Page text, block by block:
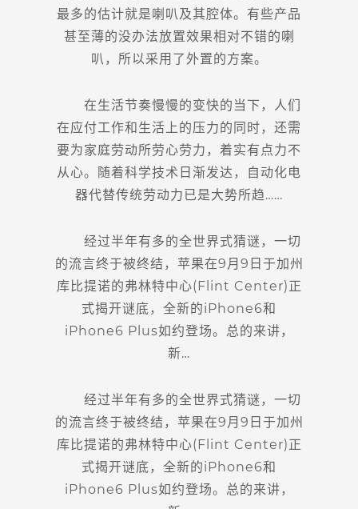
最多的估计就是喇叭及其腔体。有些产品
甚至薄的没办法放置效果相对不错的喇
叭，所以采用了外置的方案。
在生活节奏慢慢的变快的当下，人们
在应付工作和生活上的压力的同时，还需
要为家庭劳动所劳心劳力，着实有点力不
从心。随着科学技术日渐发达，自动化电
器代替传统劳动力已是大势所趋……
经过半年有多的全世界式猜谜，一切
的流言终于被终结，苹果在9月9日于加州
库比提诺的弗林特中心(Flint Center)正
式揭开谜底，全新的iPhone6和
iPhone6 Plus如约登场。总的来讲，
新…
经过半年有多的全世界式猜谜，一切
的流言终于被终结，苹果在9月9日于加州
库比提诺的弗林特中心(Flint Center)正
式揭开谜底，全新的iPhone6和
iPhone6 Plus如约登场。总的来讲，